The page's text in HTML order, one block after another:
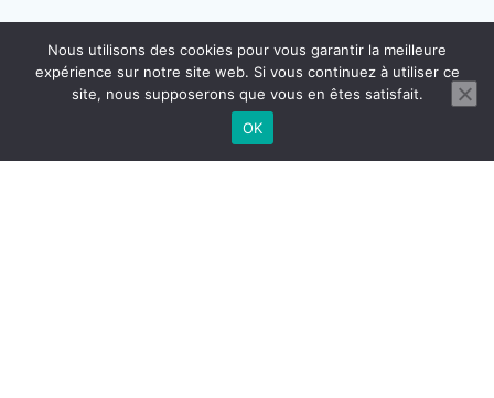
Nous utilisons des cookies pour vous garantir la meilleure
expérience sur notre site web. Si vous continuez à utiliser ce
site, nous supposerons que vous en êtes satisfait.
OK